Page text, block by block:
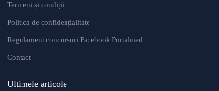
Termeni și condiții
Politica de confidențialitate
Regulament concursuri Facebook Portalmed
Contact
Ultimele articole